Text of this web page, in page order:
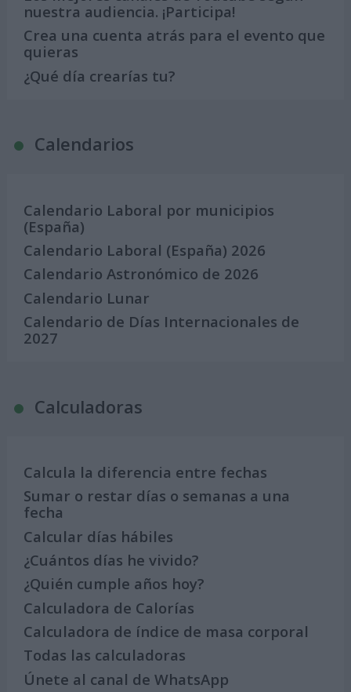
nuestra audiencia. ¡Participa!
Crea una cuenta atrás para el evento que
quieras
¿Qué día crearías tu?
Calendarios
Calendario Laboral por municipios
(España)
Calendario Laboral (España) 2026
Calendario Astronómico de 2026
Calendario Lunar
Calendario de Días Internacionales de
2027
Calculadoras
Calcula la diferencia entre fechas
Sumar o restar días o semanas a una
fecha
Calcular días hábiles
¿Cuántos días he vivido?
¿Quién cumple años hoy?
Calculadora de Calorías
Calculadora de índice de masa corporal
Todas las calculadoras
Únete al canal de WhatsApp